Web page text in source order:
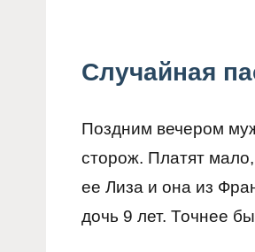
Случайная
Поздним вечером
сторож. Платят
ее Лиза и она из
дочь 9 лет. Точнее